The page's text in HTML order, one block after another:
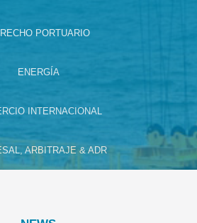
PORTUARIO
ENERGÍA
INTERNACIONAL
ARBITRAJE & ADR